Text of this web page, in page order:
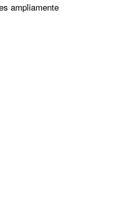
ampliamente